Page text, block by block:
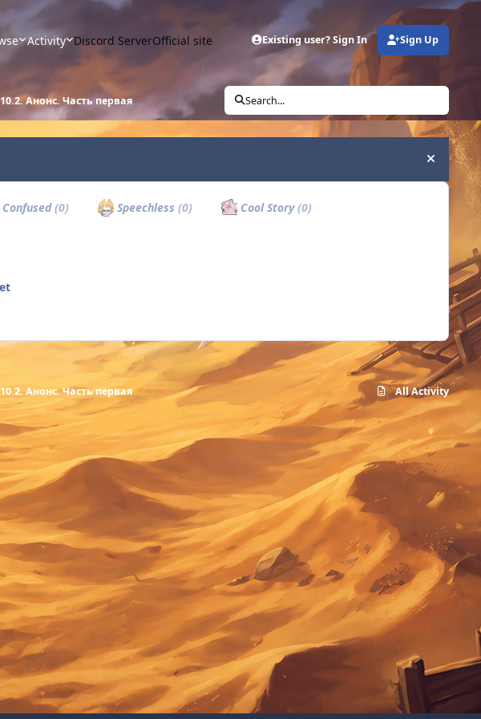
Activity Discord ServerOfficial site Existing user? Sign In Sign Up
Анонс. Часть первая Search...
Hide
(0) Speechless (0) Cool Story(0)
Анонс. Часть первая All Activity